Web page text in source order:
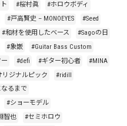
#桜村眞
#ホロウボディ
#戸高賢史 – MONOEYES
#Seed
#和材を使用したベース
#Sagoの日
#象嵌
#Guitar Bass Custom
#defi #ギター初心者
#MINA
リジナルピック
#ridill
るまで
#ショーモデル
智也
#セミホロウ